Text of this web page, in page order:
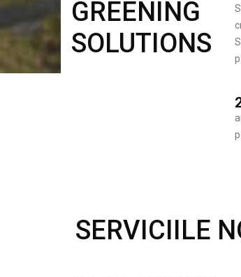
GREENING
SOLUTIONS
SERVICIILE